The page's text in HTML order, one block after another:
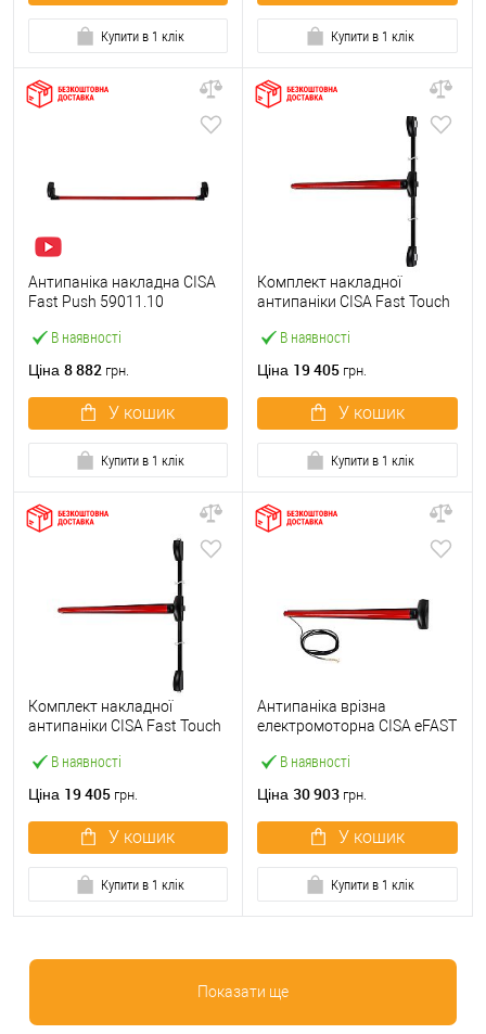
Купити в 1 клік Купити в 1 клік
В наявності
Антипаніка накладна CISA
Fast Push 59011.10
штангою 1500 мм червона
Ціна 8 882 грн.
У кошик
Купити в 1 клік
В наявності
Комплект накладної
антипаніки CISA Fast Touch
точковий вбік червона
Ціна 19 405 грн.
У кошик
Купити в 1 клік
В наявності
Комплект накладної
антипаніки CISA Fast Touch
точковий вверх-вниз
Ціна 19 405 грн.
У кошик
Купити в 1 клік
В наявності
Антипаніка врізна
електромоторна CISA eFAST
Ціна 30 903 грн.
У кошик
Купити в 1 клік
Показати ще